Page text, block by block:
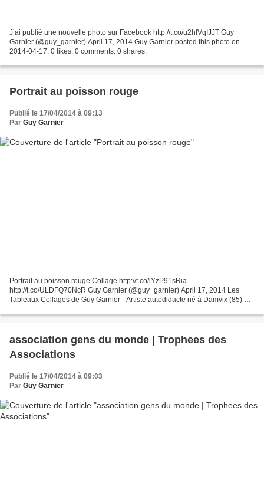
J’ai publié une nouvelle photo sur Facebook http://t.co/u2hlVqIJJT Guy
Garnier (@guy_garnier) April 17, 2014 Guy Garnier posted this photo on
2014-04-17. 0 likes. 0 comments. 0 shares.
Portrait au poisson rouge
Publié le 17/04/2014 à 09:13
Par Guy Garnier
Portrait au poisson rouge Collage http://t.co/lYzP91sRia
http://t.co/ULDFQ70NcR Guy Garnier (@guy_garnier) April 17, 2014 Les
Tableaux Collages de Guy Garnier - Artiste autodidacte né à Damvix (85) et
association gens du monde | Trophees des
Associations
Publié le 17/04/2014 à 09:03
Par Guy Garnier